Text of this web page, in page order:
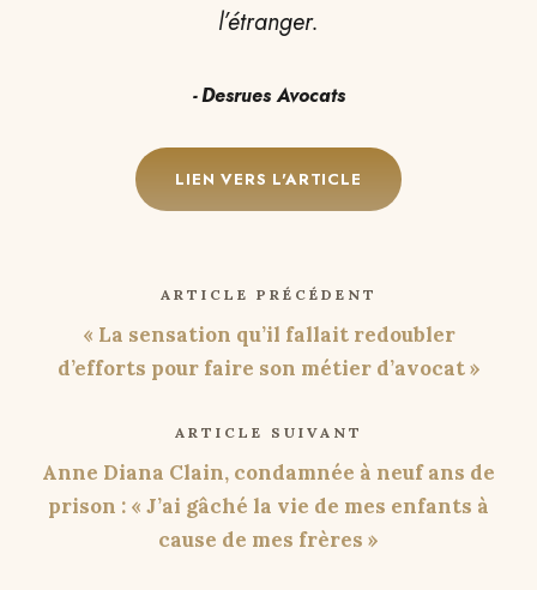
l’étranger.
Desrues Avocats
LIEN VERS L'ARTICLE
ARTICLE PRÉCÉDENT
« La sensation qu’il fallait redoubler
d’efforts pour faire son métier d’avocat »
ARTICLE SUIVANT
Anne Diana Clain, condamnée à neuf ans de
prison : « J’ai gâché la vie de mes enfants à
cause de mes frères »